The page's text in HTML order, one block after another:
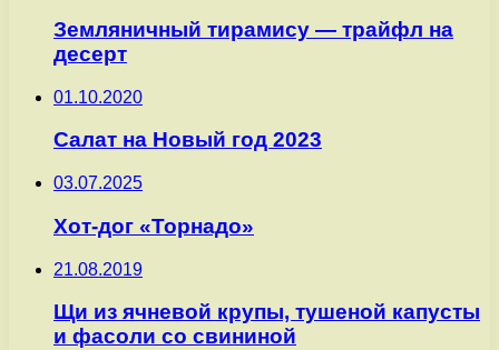
Земляничный тирамису — трайфл на
десерт
01.10.2020
Салат на Новый год 2023
03.07.2025
Хот-дог «Торнадо»
21.08.2019
Щи из ячневой крупы, тушеной капусты
и фасоли со свининой